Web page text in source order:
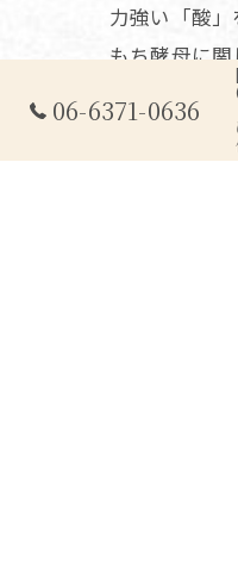
力強い「酸
もち酵母に
06-6371-0636